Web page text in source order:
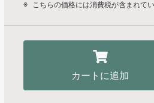
※ こちらの価格には消費税が含まれてい
カートに追加